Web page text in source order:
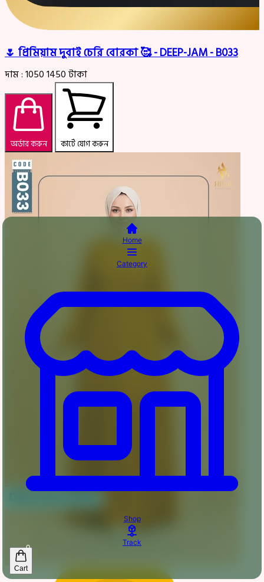
🌷 প্রিমিয়াম দুবাই চেরি বোরকা 🥰 - DEEP-JAM - B033
দাম :10501450টাকা
অর্ডার করুন কার্টে যোগ করুন
Home
Category
Shop
Track
0
Cart